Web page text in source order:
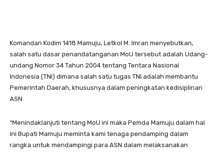
Komandan Kodim 1418 Mamuju, Letkol M. Imran menyebutkan,
salah satu dasar penandatanganan MoU tersebut adalah Udang-
undang Nomor 34 Tahun 2004 tentang Tentara Nasional
Indonesia (TNI) dimana salah satu tugas TNI adalah membantu
Pemerintah Daerah, khususnya dalam peningkatan kedisiplinan
ASN.
“Menindaklanjuti tentang MoU ini maka Pemda Mamuju dalam hal
ini Bupati Mamuju meminta kami tenaga pendamping dalam
rangka untuk mendampingi para ASN dalam melaksanakan